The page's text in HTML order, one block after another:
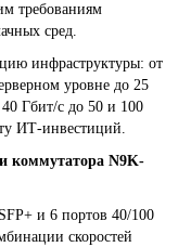
требованиям
сред.
инфраструктуры: от
уровне до 25
Гбит/с до 50 и 100
ИТ-инвестиций.
коммутатора N9K-
и 6 портов 40/100
скоростей